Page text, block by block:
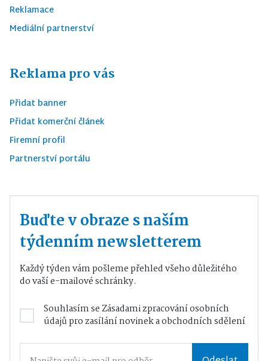
Reklamace
Mediální partnerství
Reklama pro vás
Přidat banner
Přidat komerční článek
Firemní profil
Partnerství portálu
Buďte v obraze s naším
týdenním newsletterem
Každý týden vám pošleme přehled všeho důležitého
do vaší e-mailové schránky.
Souhlasím seZásadami zpracování osobních
údajůpro zasílání novinek a obchodních sdělení